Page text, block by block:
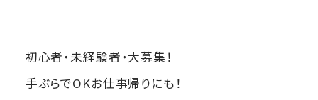
初心者・未経験者・大募集！
手ぶらでOKお仕事帰りにも！